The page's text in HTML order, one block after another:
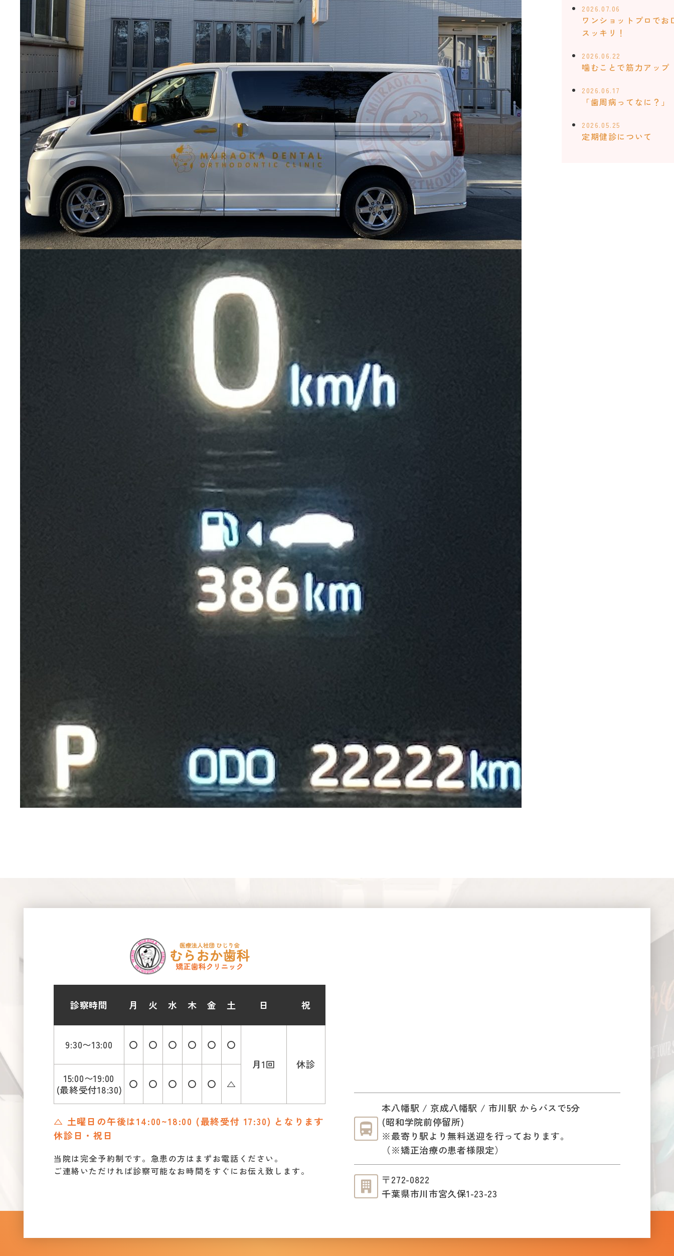
2026.07.06
ワンショットプロでお
スッキリ！
2026.06.22
噛むことで筋力アップ
2026.06.17
「歯周病ってなに？」
2026.05.25
定期健診について
診察時間 月 火 水 木 金 土 日 祝
9:30〜13:00 〇 〇 〇 〇 〇
〇
月1回
休診
15:00〜19:00
(最終受付18:30)
〇 〇 〇 〇 〇 △
△ 土曜日の午後は14:00~18:00 (最終受付 17:30) となります
休診日・祝日
当院は完全予約制です。急患の方はまずお電話ください。
ご連絡いただければ診察可能なお時間をすぐにお伝え致します。
本八幡駅 / 京成八幡駅 / 市川駅 からバスで5分
(昭和学院前停留所)
※最寄り駅より無料送迎を行っております。
（※矯正治療の患者様限定）
〒272-0822
千葉県市川市宮久保1-23-23